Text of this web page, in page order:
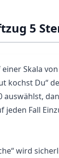
5
Skala
kochst Du“
auswählst,
jeden Fall
wird